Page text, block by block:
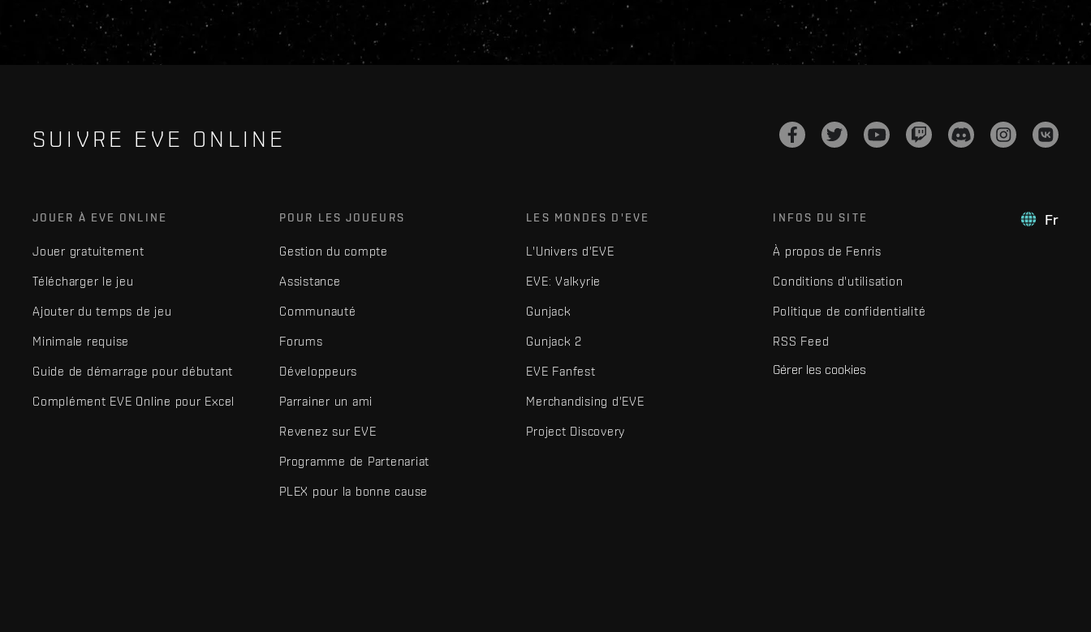
SUIVRE EVE ONLINE
Fr
JOUER À EVE ONLINE
Jouer gratuitement
Télécharger le jeu
Ajouter du temps de jeu
Minimale requise
Guide de démarrage pour débutant
Complément EVE Online pour Excel
POUR LES JOUEURS
Gestion du compte
Assistance
Communauté
Forums
Développeurs
Parrainer un ami
Revenez sur EVE
Programme de Partenariat
PLEX pour la bonne cause
LES MONDES D'EVE
L'Univers d'EVE
EVE: Valkyrie
Gunjack
Gunjack 2
EVE Fanfest
Merchandising d'EVE
Project Discovery
INFOS DU SITE
À propos de Fenris
Conditions d'utilisation
Politique de confidentialité
RSS Feed
Gérer les cookies